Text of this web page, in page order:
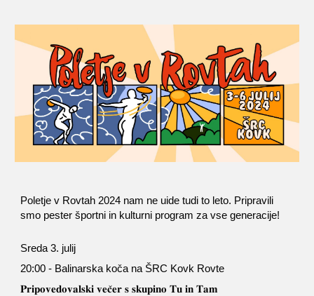
Poletje v Rovtah 2024 nam ne uide tudi to leto. Pripravili
smo pester športni in kulturni program za vse generacije!
Sreda 3. julij
20:00 - Balinarska koča na ŠRC Kovk Rovte
𝐏𝐫𝐢𝐩𝐨𝐯𝐞𝐝𝐨𝐯𝐚𝐥𝐬𝐤𝐢 𝐯𝐞𝐜̌𝐞𝐫 𝐬 𝐬𝐤𝐮𝐩𝐢𝐧𝐨 𝐓𝐮 𝐢𝐧 𝐓𝐚𝐦